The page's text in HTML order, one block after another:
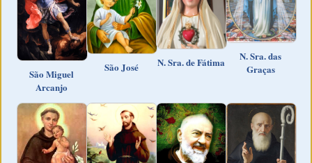
São Miguel
Arcanjo
São José N. Sra. de Fátima
N. Sra. das
Graças